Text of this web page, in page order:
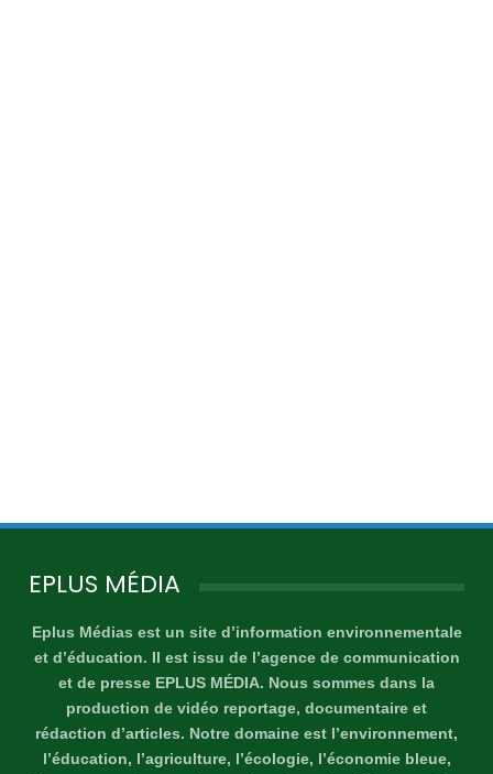
EPLUS MÉDIA
Eplus Médias est un site d’information environnementale
et d’éducation. Il est issu de l’agence de communication
et de presse EPLUS MÉDIA. Nous sommes dans la
production de vidéo reportage, documentaire et
rédaction d’articles. Notre domaine est l’environnement,
l’éducation, l’agriculture, l’écologie, l’économie bleue,